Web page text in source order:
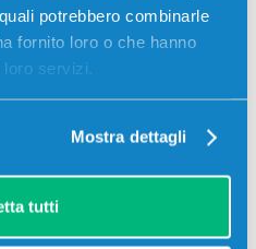
potrebbero combinarle
fornito loro o che hanno
servizi.
Mostra dettagli
tutti62D2H00 622H